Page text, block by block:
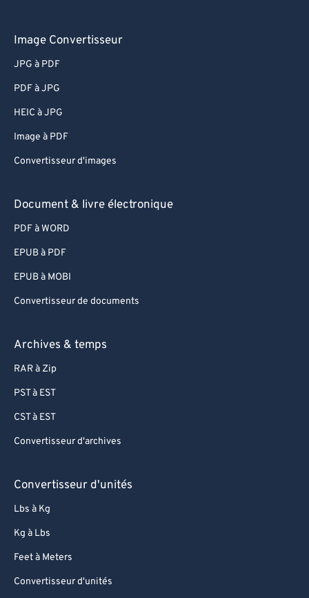
Image Convertisseur
JPG à PDF
PDF à JPG
HEIC à JPG
Image à PDF
Convertisseur d'images
Document & livre électronique
PDF à WORD
EPUB à PDF
EPUB à MOBI
Convertisseur de documents
Archives & temps
RAR à Zip
PST à EST
CST à EST
Convertisseur d'archives
Convertisseur d'unités
Lbs à Kg
Kg à Lbs
Feet à Meters
Convertisseur d'unités